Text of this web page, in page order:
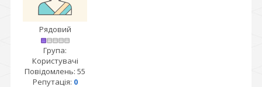
Рядовий
Група:
Користувачі
Повідомлень: 55
Репутація: 0